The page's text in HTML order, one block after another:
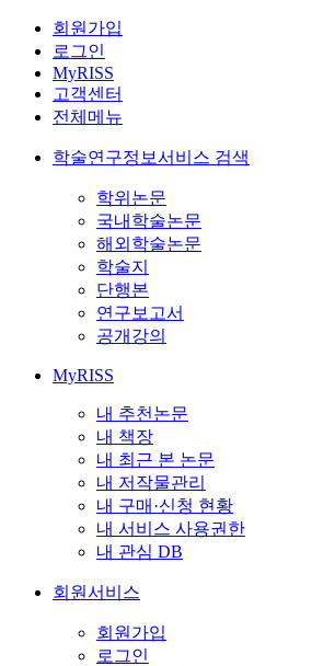
회원가입
로그인
MyRISS
고객센터
전체메뉴
학술연구정보서비스 검색
학위논문
국내학술논문
해외학술논문
학술지
단행본
연구보고서
공개강의
MyRISS
내 추천논문
내 책장
내 최근 본 논문
내 저작물관리
내 구매·신청 현황
내 서비스 사용권한
내 관심 DB
회원서비스
회원가입
로그인